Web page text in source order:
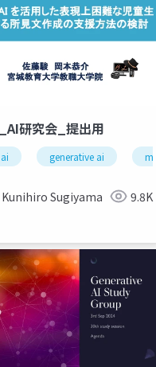
研究会_提出用
ai generative ai
Kunihiro Sugiyama 9.8K